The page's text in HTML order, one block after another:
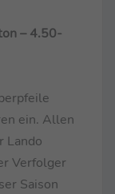
– 4.50-
ein. Allen
Lando
Verfolger
Saison